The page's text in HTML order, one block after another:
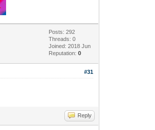
Posts: 292
Threads: 0
Joined: 2018 Jun
Reputation:0
#31
Reply